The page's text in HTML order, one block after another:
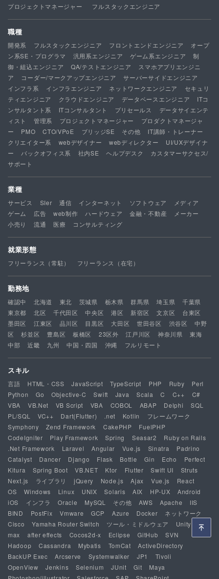
プロジェクトマネージャー
フルスタックエンジニア
職種
開発系 フルスタックエンジニア フロントエンドエンジニア
オープ
ン系SE・プログラマ
汎用系エンジニア ゲーム系エンジニア
制
御・組込エンジニア
QA/テストエンジニア
スマホアプリエンジニ
ア
コーダー/マークアップエンジニア
サーバーサイドエンジニア
インフラ系
インフラエンジニア ネットワークエンジニア
セキュリ
ティエンジニア
クラウドエンジニア データベースエンジニア
ITコ
ンサルタント系
ITコンサルタント プリセールス
データサイエンテ
ィスト
管理系 プロジェクトマネージャー
プロダクトマネージャ
ー
PMO CTO/VPoE ブリッジSE その他
IT講師・トレーナー
クリエイター系
webデザイナー webディレクター
UI/UXデザイナ
ー
バックオフィス系 社内SE ヘルプデスク
カスタマーサクセス/
サポート
業種
サービス SIer 通信 インターネット ソフトウェア
メディア
ゲーム
広告 web制作 ハードウェア 金融・不動産
メーカー
小売り
流通 医療 コンサルティング
就業形態
フリーランス（常駐） フリーランス（在宅）
勤務地
確認中 北海道 東北 茨城県 栃木県 群馬県 埼玉県
千葉県
東京都
北区 千代田区 中央区 港区 新宿区 文京区
台東区
墨田区
江東区 品川区 目黒区 大田区 世田谷区 渋谷区
中野
区
杉並区 豊島区 板橋区 23区外 江戸川区 神奈川県
東海
中部
近畿 九州 中国・四国 沖縄 フルリモート
スキル
言語 HTML・CSS JavaScript TypeScript PHP Ruby
Perl
Python
Go Objective-C Swift Java Scala C C++
C#
VBA
VB.Net VB Script VBA COBOL ABAP Delphi
SQL
PL/SQL
VC++ Dart(Flutter) .net Kotlin
フレームワーク
Symphony
Zend Framework CakePHP
FuelPHP
CodeIgniter
Play Framework Spring Seasar2
Ruby on Rails
.Net Framework
Laravel Angular Vue.js Sinatra
Padrino
Catalyst
Dancer Django Flask Bottle Gin Echo
Perfect
Kitura
Spring Boot VB.NET Ktor Flutter Swift UI
Struts
Next.js
ライブラリ jQuery Node.js Ajax Vue.js
React
OS
Windows Linux UNIX Solaris AIX HP-UX
Android
iOS
インフラ Oracle MySQL その他 AWS Apache
IIS
BIND
PostFix Vmware GCP Azure Docker
ネットワーク
Cisco
Yamaha Router Switch ツール・ミドルウェア Unity
3ds
max
after effects Cocos2d-x Eclipse GitHub
SVN
Hadoop
Cassandra Mybatis TomCat
ActiveDirectory
BackUP Exec
Arcserve Systemwalker JP1
Tivoli
OpenView
Jenkins Selenium JUnit Git
Maya